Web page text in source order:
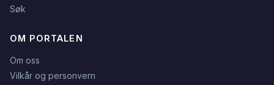
Søk
OM PORTALEN
Om oss
Vilkår og personvern